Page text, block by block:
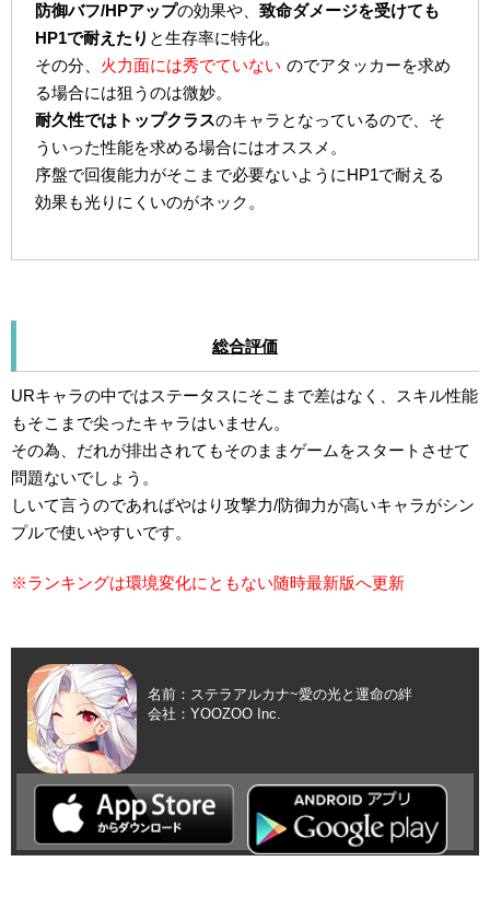
防御バフ/HPアップの効果や、致命ダメージを受けても
HP1で耐えたり と生存率に特化。
その分、 火力面には秀でていない のでアタッカーを求め
る場合には狙うのは微妙。
耐久性ではトップクラスのキャラとなっているので、そ
ういった性能を求める場合にはオススメ。
序盤で回復能力がそこまで必要ないようにHP1で耐える
効果も光りにくいのがネック。
総合評価
URキャラの中ではステータスにそこまで差はなく、スキル性能
もそこまで尖ったキャラはいません。
その為、だれが排出されてもそのままゲームをスタートさせて
問題ないでしょう。
しいて言うのであればやはり攻撃力/防御力が高いキャラがシン
プルで使いやすいです。
※ランキングは環境変化にともない随時最新版へ更新
名前：ステラアルカナ~愛の光と運命の絆
会社：YOOZOO Inc.